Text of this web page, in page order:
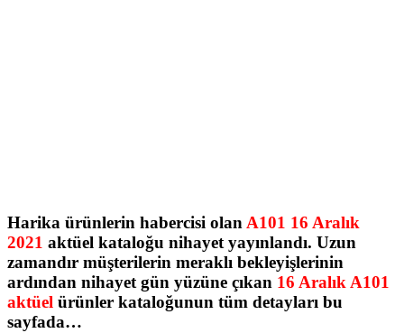
Harika ürünlerin habercisi olanA101 16 Aralık
2021 aktüel kataloğu nihayet yayınlandı. Uzun
zamandır müşterilerin meraklı bekleyişlerinin
ardından nihayet gün yüzüne çıkan 16 Aralık A101
aktüel ürünler kataloğunun tüm detayları bu
sayfada…